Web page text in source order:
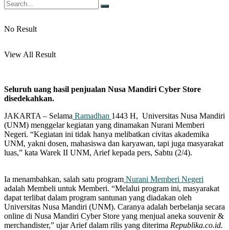
No Result
View All Result
Seluruh uang hasil penjualan Nusa Mandiri Cyber Store
disedekahkan.
JAKARTA – Selama Ramadhan 1443 H, Universitas Nusa Mandiri
(UNM) menggelar kegiatan yang dinamakan Nurani Memberi
Negeri. “Kegiatan ini tidak hanya melibatkan civitas akademika
UNM, yakni dosen, mahasiswa dan karyawan, tapi juga masyarakat
luas,” kata Warek II UNM, Arief kepada pers, Sabtu (2/4).
Ia menambahkan, salah satu program Nurani Memberi Negeri
adalah Membeli untuk Memberi. “Melalui program ini, masyarakat
dapat terlibat dalam program santunan yang diadakan oleh
Universitas Nusa Mandiri (UNM). Caranya adalah berbelanja secara
online di Nusa Mandiri Cyber Store yang menjual aneka souvenir &
merchandister,” ujar Arief dalam rilis yang diterima Republika.co.id.